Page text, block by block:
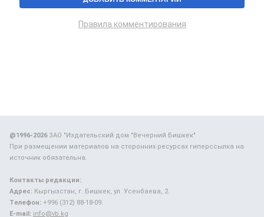
Правила комментирования
@1996-2026ЗАО "Издательский дом "Вечерний Бишкек"
При размещении материалов на сторонних ресурсах гиперссылка на
источник обязательна.
Контакты редакции:
Адрес: Кыргызстан, г. Бишкек, ул. Усенбаева, 2.
Телефон: +996 (312) 88-18-09.
E-mail: info@vb.kg